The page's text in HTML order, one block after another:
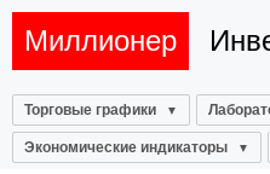
Миллионер
Торговые графики
Экономические индикаторы